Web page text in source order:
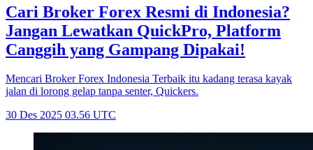
Cari Broker Forex Resmi di Indonesia?
Jangan Lewatkan QuickPro, Platform
Canggih yang Gampang Dipakai!
Mencari Broker Forex Indonesia Terbaik itu kadang terasa kayak
jalan di lorong gelap tanpa senter, Quickers.
30 Des 2025 03.56 UTC